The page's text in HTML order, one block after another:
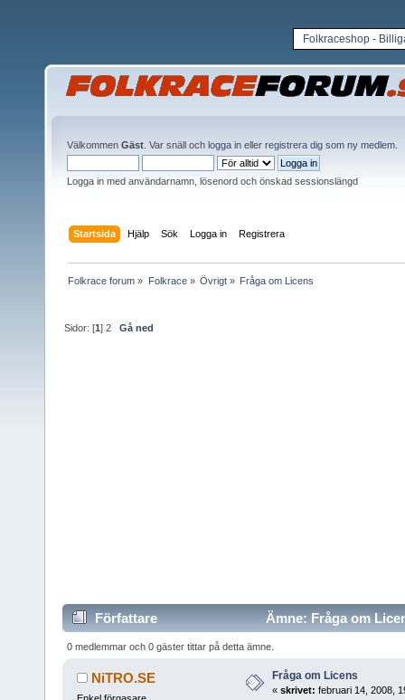
Folkraceshop -
Välkommen Gäst . Var snäll och logga in eller registrera dig som ny medlem
Logga in med användarnamn, lösenord och önskad sessionslängd
Startsida Hjälp Sök Logga in Registrera
Folkrace forum » Folkrace» Övrigt» Fråga om Licens
Sidor: [1]2 Gå ned
Författare Ämne: Fråga om
0 medlemmar och 0 gäster tittar på detta ämne.
NiTRO.SE Fråga om Licens
« skrivet: februari 14, 2008,